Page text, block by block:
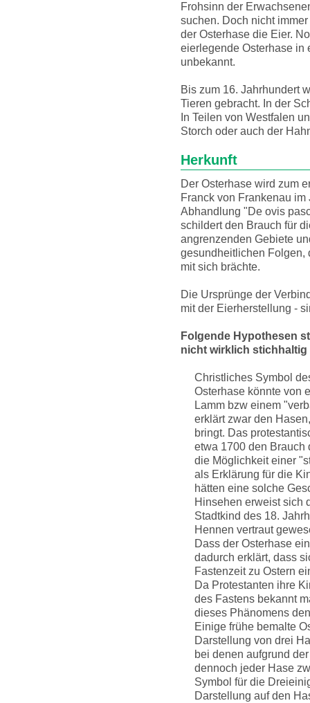
Frohsinn der
suchen. Doch nicht
der Osterhase die Eier.
eierlegende Osterhase in
unbekannt.
Bis zum 16. Jahrhundert
Tieren gebracht. In der
In Teilen von Westfalen
Storch oder auch der
Herkunft
Der Osterhase wird zum
Franck von Frankenau
Abhandlung "De ovis
schildert den Brauch für
angrenzenden Gebiete
gesundheitlichen Folgen,
mit sich brächte.
Die Ursprünge der
mit der Eierherstellung -
Folgende Hypothesen
nicht wirklich stichhaltig
Christliches Symbol
Osterhase könnte von
Lamm bzw einem
erklärt zwar den
bringt. Das
etwa 1700 den Brauch
die Möglichkeit einer
als Erklärung für die
hätten eine solche
Hinsehen erweist sich
Stadtkind des 18.
Hennen vertraut
Dass der Osterhase
dadurch erklärt, dass
Fastenzeit zu Ostern
Da Protestanten ihre
des Fastens bekannt
dieses Phänomens
Einige frühe bemalte
Darstellung von drei
bei denen aufgrund
dennoch jeder Hase
Symbol für die
Darstellung auf den